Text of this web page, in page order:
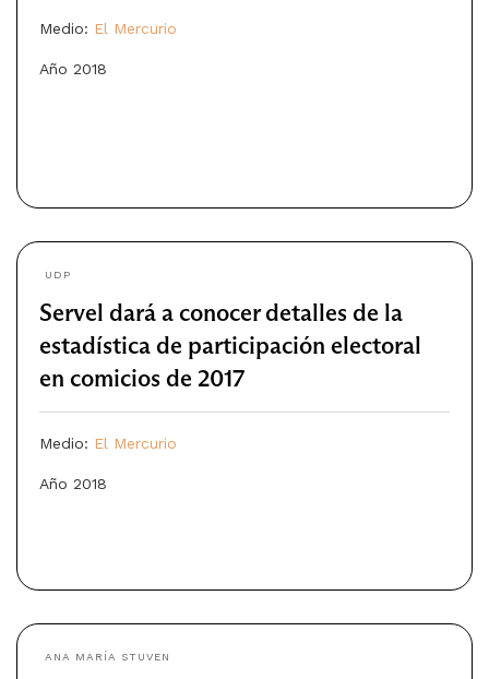
Medio: El Mercurio
Año 2018
UDP
Servel dará a conocer detalles de la
estadística de participación electoral
en comicios de 2017
Medio: El Mercurio
Año 2018
ANA MARÍA STUVEN